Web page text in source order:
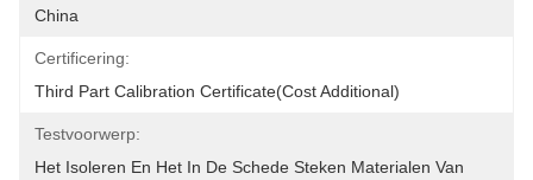
China
Certificering:
Third Part Calibration Certificate(cost Additional)
Testvoorwerp:
Het Isoleren En Het In De Schede Steken Materialen Van